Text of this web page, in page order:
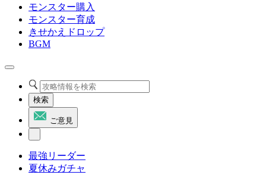
モンスター購入
モンスター育成
きせかえドロップ
BGM
検索
ご意見
最強リーダー
夏休みガチャ